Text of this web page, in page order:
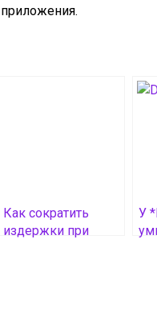
Как сократить
издержки при
У